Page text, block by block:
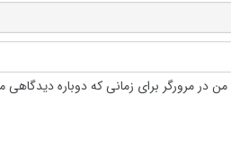
در مرورگر برای زمانی که دوباره